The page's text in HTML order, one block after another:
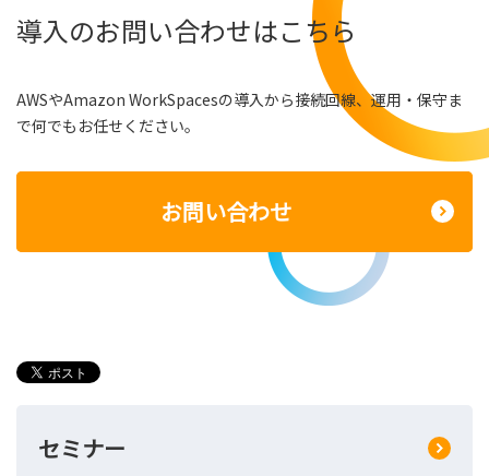
導入のお問い合わせはこちら
AWSやAmazon WorkSpacesの導入から接続回線、運用・保守ま
で何でもお任せください。
お問い合わせ
セミナー